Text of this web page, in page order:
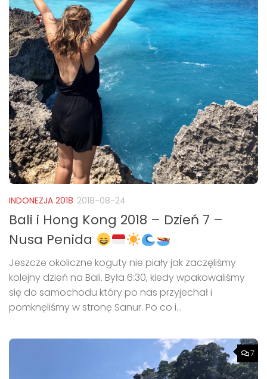
INDONEZJA 2018 2018-08-24
Bali i Hong Kong 2018 – Dzień 7 –
Nusa Penida
Jeszcze okoliczne koguty nie piały jak zaczęliśmy
kolejny dzień na Bali. Była 6:30, kiedy wpakowaliśmy
się do samochodu który po nas przyjechał i
pomknęliśmy w stronę Sanur. Po co i...
7